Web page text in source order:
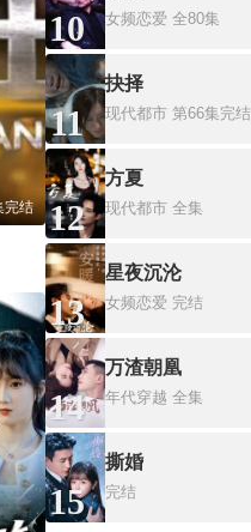
完结
10 女频恋爱 全80集
11
抉择
现代都市 第66集完结
12
方夏
现代都市 全集
13
星夜沉沦
女频恋爱 完结
14
万渣朝凰
年代穿越 全集
15
撕婚
完结